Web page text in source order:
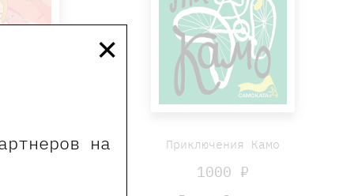
на
×
дневник Приключения Камо
1000 ₽